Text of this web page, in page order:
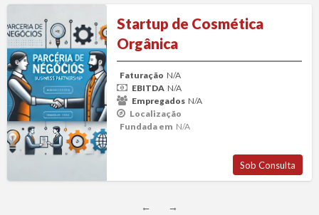
de
Cosmética
Orgânica
Startup de Cosmética
Orgânica
Faturação N/A
EBITDA N/A
Empregados N/A
Localização
Fundada em N/A
Sob Consulta
← →